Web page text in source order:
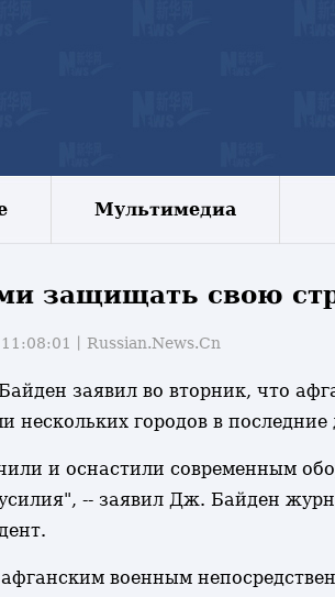
Мультимедиа
защищать свою
丨 Russian.News.Cn
заявил во вторник, что
нескольких городов в последние
и оснастили современным
-- заявил Дж. Байден
военным